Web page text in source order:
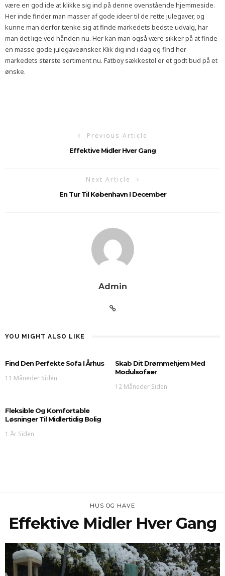
være en god ide at klikke sig ind på denne ovenstående hjemmeside.
Her inde finder man masser af gode ideer til de rette julegaver, og
kunne man derfor tænke sig at finde markedets bedste udvalg, har
man det lige ved hånden nu. Her kan man også være sikker på at finde
en masse gode julegaveønsker. Klik dig ind i dag og find her
markedets største sortiment nu. Fatboy sækkestol er et godt bud på et
ønske.
Previous Article
Effektive Midler Hver Gang
Next Article
En Tur Til København I December
Admin
YOU MIGHT ALSO LIKE
Find Den Perfekte Sofa I Århus
11 Måneder Siden
Skab Dit Drømmehjem Med
Modulsofaer
12 Måneder Siden
Fleksible Og Komfortable
Løsninger Til Midlertidig Bolig
1 År Siden
HUS OG HAVE
Effektive Midler Hver Gang